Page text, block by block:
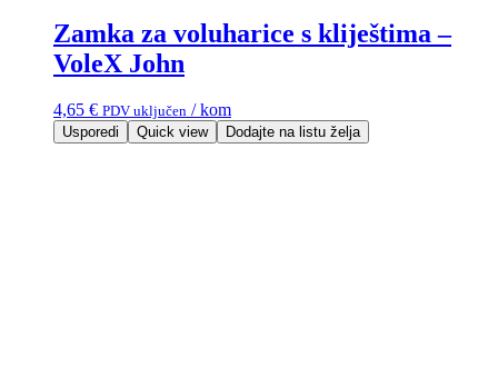
Zamka za voluharice s kliještima –
VoleX John
4,65 € PDV uključen / kom
Usporedi Quick view Dodajte na listu želja